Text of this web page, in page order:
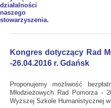
działalności
naszego
stowarzyszenia.
Kongres dotyczący Rad
-26.04.2016 r. Gdańsk
Proponujemy możliwość
Młodzieżowych Rad Pomorza -
Wyższej Szkole Humanistycznej